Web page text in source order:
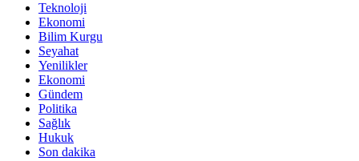
Teknoloji
Ekonomi
Bilim Kurgu
Seyahat
Yenilikler
Ekonomi
Gündem
Politika
Sağlık
Hukuk
Son dakika